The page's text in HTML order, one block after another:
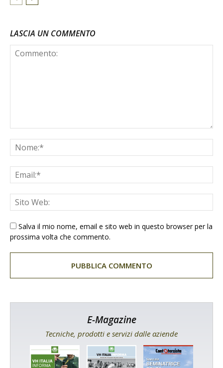
LASCIA UN COMMENTO
Salva il mio nome, email e sito web in questo browser per la
prossima volta che commento.
E-Magazine
Tecniche, prodotti e servizi dalle aziende